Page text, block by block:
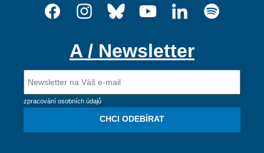
A / Newsletter
zpracování osobních údajů
CHCI ODEBÍRAT